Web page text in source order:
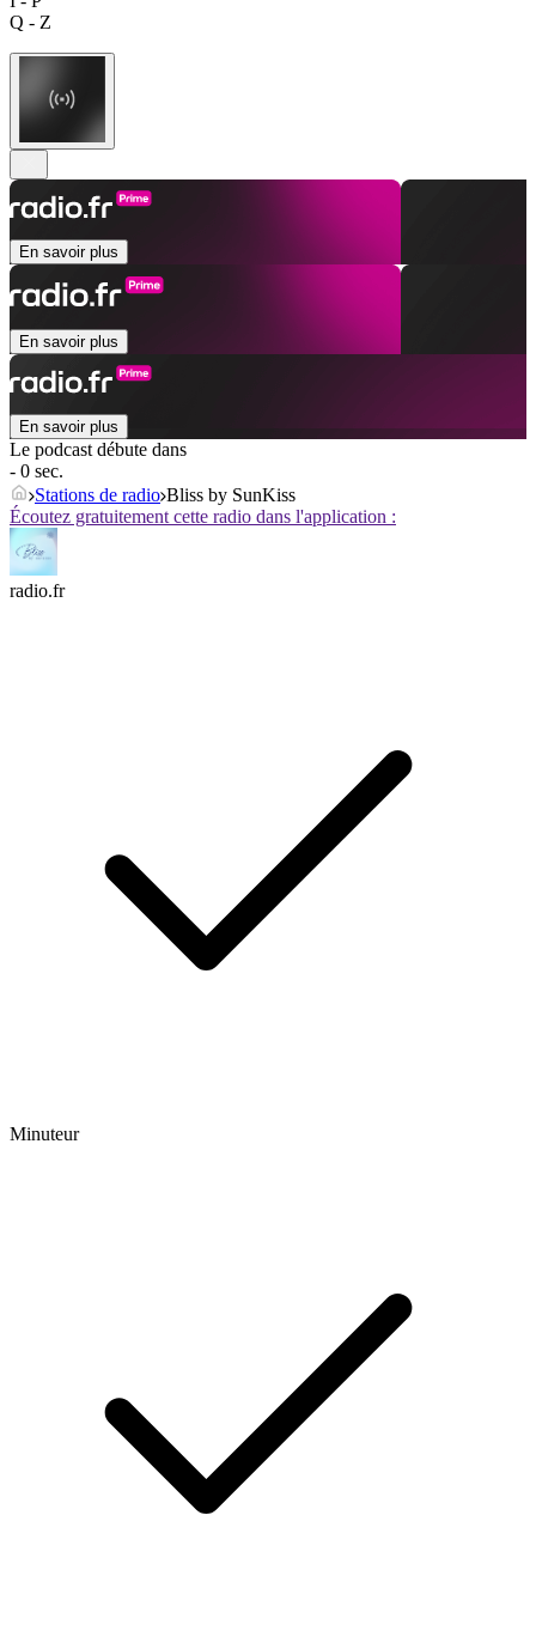
Q - Z
En savoir plus
En savoir plus
En savoir plus
Le podcast débute dans
- 0 sec.
Stations de radio Bliss by SunKiss
Écoutez gratuitement cette radio dans l'application :
radio.fr
Minuteur